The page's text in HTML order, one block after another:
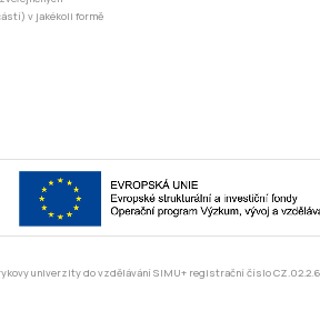
v jakékoli formě
univerzity do vzdělávání SIMU+ registrační číslo